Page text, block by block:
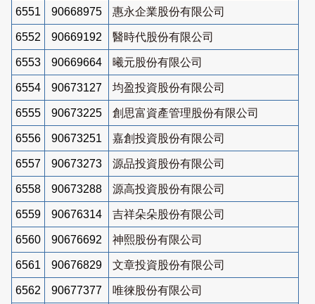
6551 90668975 惠永企業股份有限公司
6552 90669192 醫時代股份有限公司
6553 90669664 曦元股份有限公司
6554 90673127 均盈投資股份有限公司
6555 90673225 創思富資產管理股份有限公司
6556 90673251 嘉創投資股份有限公司
6557 90673273 源品投資股份有限公司
6558 90673288 源高投資股份有限公司
6559 90676314 吉祥朵朵股份有限公司
6560 90676692 神熙股份有限公司
6561 90676829 文章投資股份有限公司
6562 90677377 唯徠股份有限公司